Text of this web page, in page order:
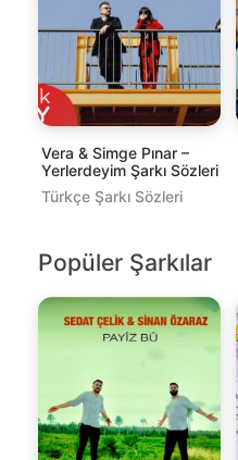
Vera & Simge Pınar –
Yerlerdeyim Şarkı Sözleri
Türkçe Şarkı Sözleri
Popüler Şarkılar